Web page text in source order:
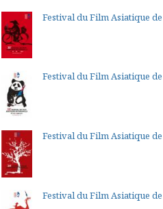
Festival du Film Asiatique
Festival du Film Asiatique
Festival du Film Asiatique
Festival du Film Asiatique